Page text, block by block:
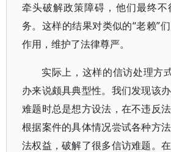
牵头破解政策障碍，他们最终不
务。这样的结果对类似的“老赖”
作用，维护了法律尊严。
实际上，这样的信访处理方
办来说颇具典型性。我们发现该
难题时总是想方设法，在不违反
根据案件的具体情况尝试各种方
法权益，破解了很多信访难题。